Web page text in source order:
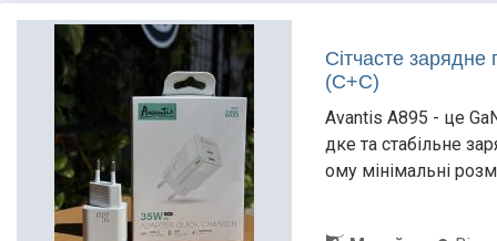
Сітчасте
(C+C)
Avantis A895 - це
дке та стабільне
ому мінімальні